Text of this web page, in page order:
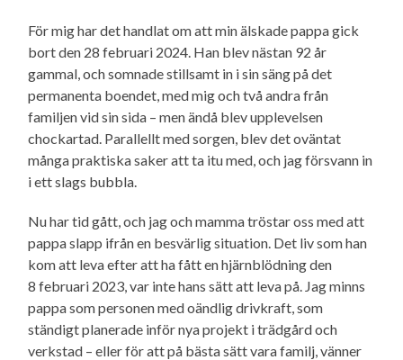
För mig har det handlat om att min älskade pappa gick
bort den 28 februari 2024. Han blev nästan 92 år
gammal, och somnade stillsamt in i sin säng på det
permanenta boendet, med mig och två andra från
familjen vid sin sida – men ändå blev upplevelsen
chockartad. Parallellt med sorgen, blev det oväntat
många praktiska saker att ta itu med, och jag försvann in
i ett slags bubbla.
Nu har tid gått, och jag och mamma tröstar oss med att
pappa slapp ifrån en besvärlig situation. Det liv som han
kom att leva efter att ha fått en hjärnblödning den
8 februari 2023, var inte hans sätt att leva på. Jag minns
pappa som personen med oändlig drivkraft, som
ständigt planerade inför nya projekt i trädgård och
verkstad – eller för att på bästa sätt vara familj, vänner